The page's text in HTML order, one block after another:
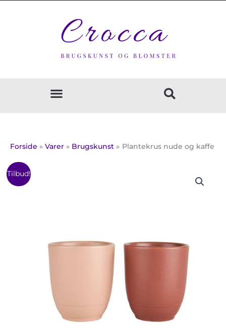
Forside Varer Brugskunst Plantekrus nude og kaffe
Tilbud!
Plantekrus
nude